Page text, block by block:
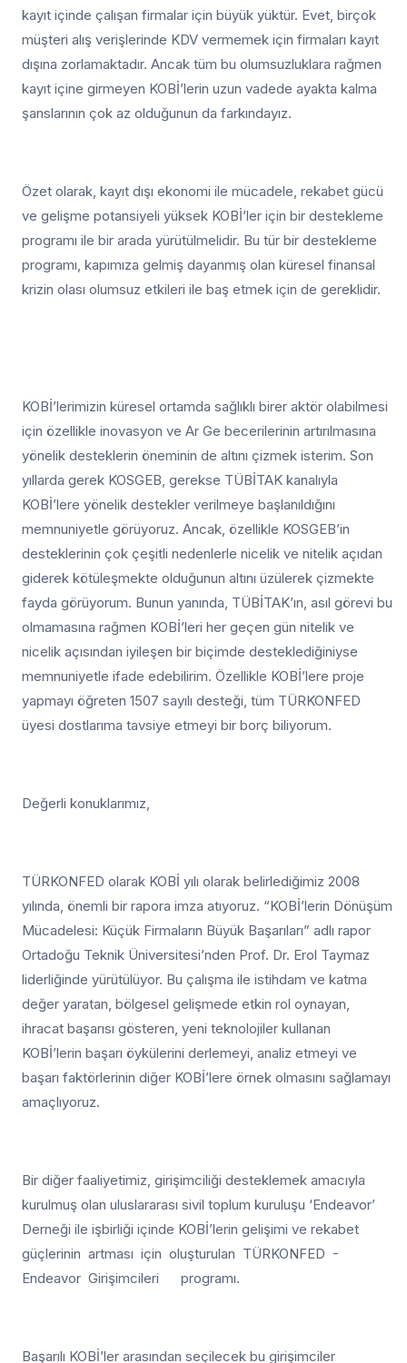
kayıt içinde çalışan firmalar için büyük yüktür. Evet, birçok
müşteri alış verişlerinde KDV vermemek için firmaları kayıt
dışına zorlamaktadır. Ancak tüm bu olumsuzluklara rağmen
kayıt içine girmeyen KOBİ’lerin uzun vadede ayakta kalma
şanslarının çok az olduğunun da farkındayız.
Özet olarak, kayıt dışı ekonomi ile mücadele, rekabet gücü
ve gelişme potansiyeli yüksek KOBİ’ler için bir destekleme
programı ile bir arada yürütülmelidir. Bu tür bir destekleme
programı, kapımıza gelmiş dayanmış olan küresel finansal
krizin olası olumsuz etkileri ile baş etmek için de gereklidir.
KOBİ’lerimizin küresel ortamda sağlıklı birer aktör olabilmesi
için özellikle inovasyon ve Ar Ge becerilerinin artırılmasına
yönelik desteklerin öneminin de altını çizmek isterim. Son
yıllarda gerek KOSGEB, gerekse TÜBİTAK kanalıyla
KOBİ’lere yönelik destekler verilmeye başlanıldığını
memnuniyetle görüyoruz. Ancak, özellikle KOSGEB’in
desteklerinin çok çeşitli nedenlerle nicelik ve nitelik açıdan
giderek kötüleşmekte olduğunun altını üzülerek çizmekte
fayda görüyorum. Bunun yanında, TÜBİTAK’ın, asıl görevi bu
olmamasına rağmen KOBİ’leri her geçen gün nitelik ve
nicelik açısından iyileşen bir biçimde desteklediğiniyse
memnuniyetle ifade edebilirim. Özellikle KOBİ’lere proje
yapmayı öğreten 1507 sayılı desteği, tüm TÜRKONFED
üyesi dostlarıma tavsiye etmeyi bir borç biliyorum.
Değerli konuklarımız,
TÜRKONFED olarak KOBİ yılı olarak belirlediğimiz 2008
yılında, önemli bir rapora imza atıyoruz. “KOBİ’lerin Dönüşüm
Mücadelesi: Küçük Firmaların Büyük Başarıları” adlı rapor
Ortadoğu Teknik Üniversitesi’nden Prof. Dr. Erol Taymaz
liderliğinde yürütülüyor. Bu çalışma ile istihdam ve katma
değer yaratan, bölgesel gelişmede etkin rol oynayan,
ihracat başarısı gösteren, yeni teknolojiler kullanan
KOBİ’lerin başarı öykülerini derlemeyi, analiz etmeyi ve
başarı faktörlerinin diğer KOBİ’lere örnek olmasını sağlamayı
amaçlıyoruz.
Bir diğer faaliyetimiz, girişimciliği desteklemek amacıyla
kurulmuş olan uluslararası sivil toplum kuruluşu ‘Endeavor’
Derneği ile işbirliği içinde KOBİ’lerin gelişimi ve rekabet
güçlerinin artması için oluşturulan TÜRKONFED -
Endeavor Girişimcileri programı.
Başarılı KOBİ’ler arasından seçilecek bu girişimciler